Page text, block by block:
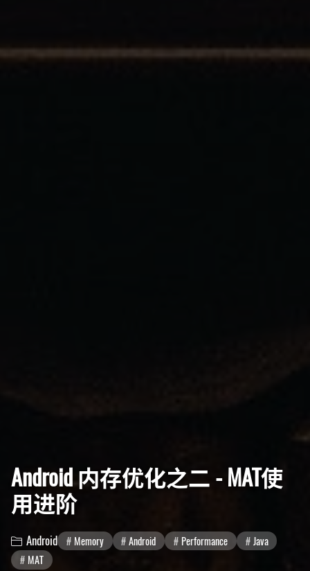
Android 内存优化之二 - MAT使
用进阶
 Android Memory Android Performance
Java
MAT